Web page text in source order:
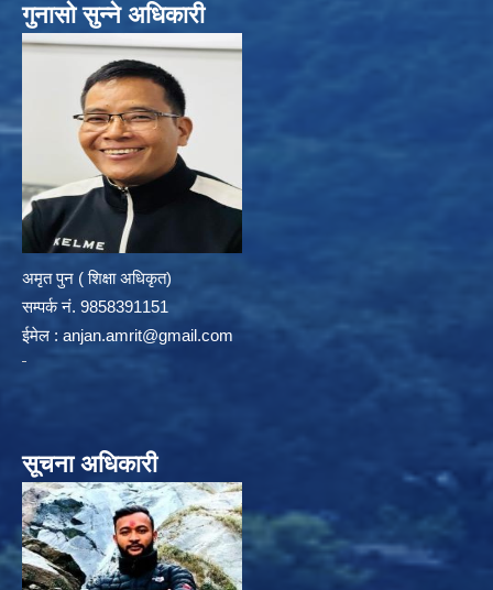
गुनासो सुन्ने अधिकारी
अमृत पुन ( शिक्षा अधिकृत)
सम्पर्क न‌ं. 9858391151
ईमेल : anjan.amrit@gmail.com
सूचना अधिकारी